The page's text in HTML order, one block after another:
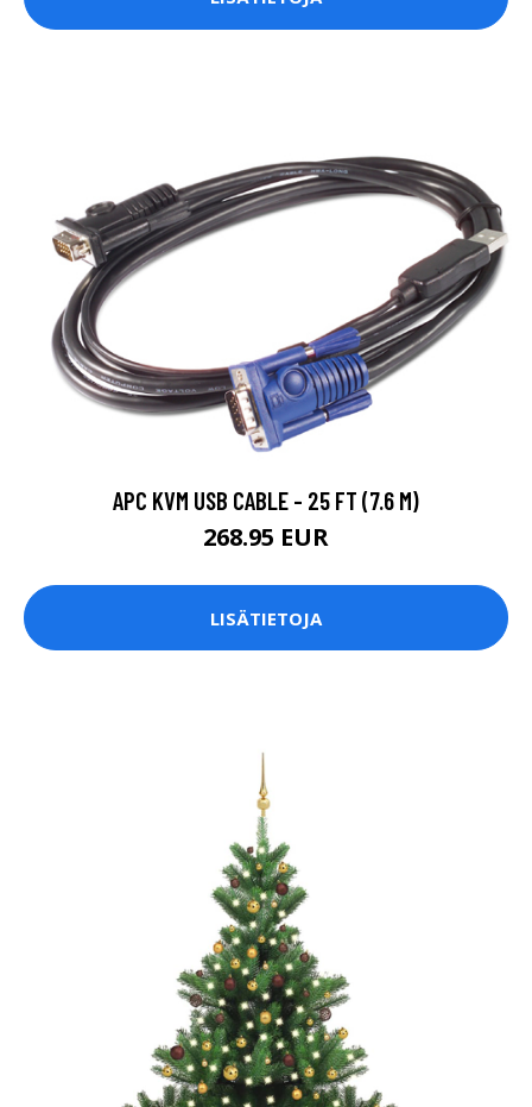
APC KVM USB CABLE - 25 FT (7.6 M)
268.95 EUR
LISÄTIETOJA